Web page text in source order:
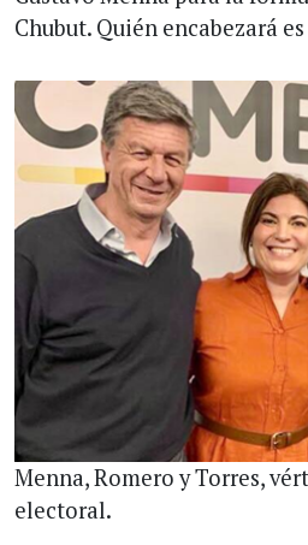
Chubut. Quién encabezará
Menna, Romero y Torres,
electoral.